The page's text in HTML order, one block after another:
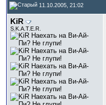
11.10.2005, 21:02
KiR
S.K.A.T.E.R.